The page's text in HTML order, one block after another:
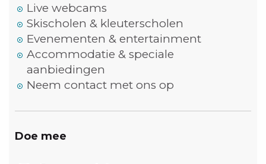
Live webcams
Skischolen & kleuterscholen
Evenementen & entertainment
Accommodatie & speciale
aanbiedingen
Neem contact met ons op
Doe mee